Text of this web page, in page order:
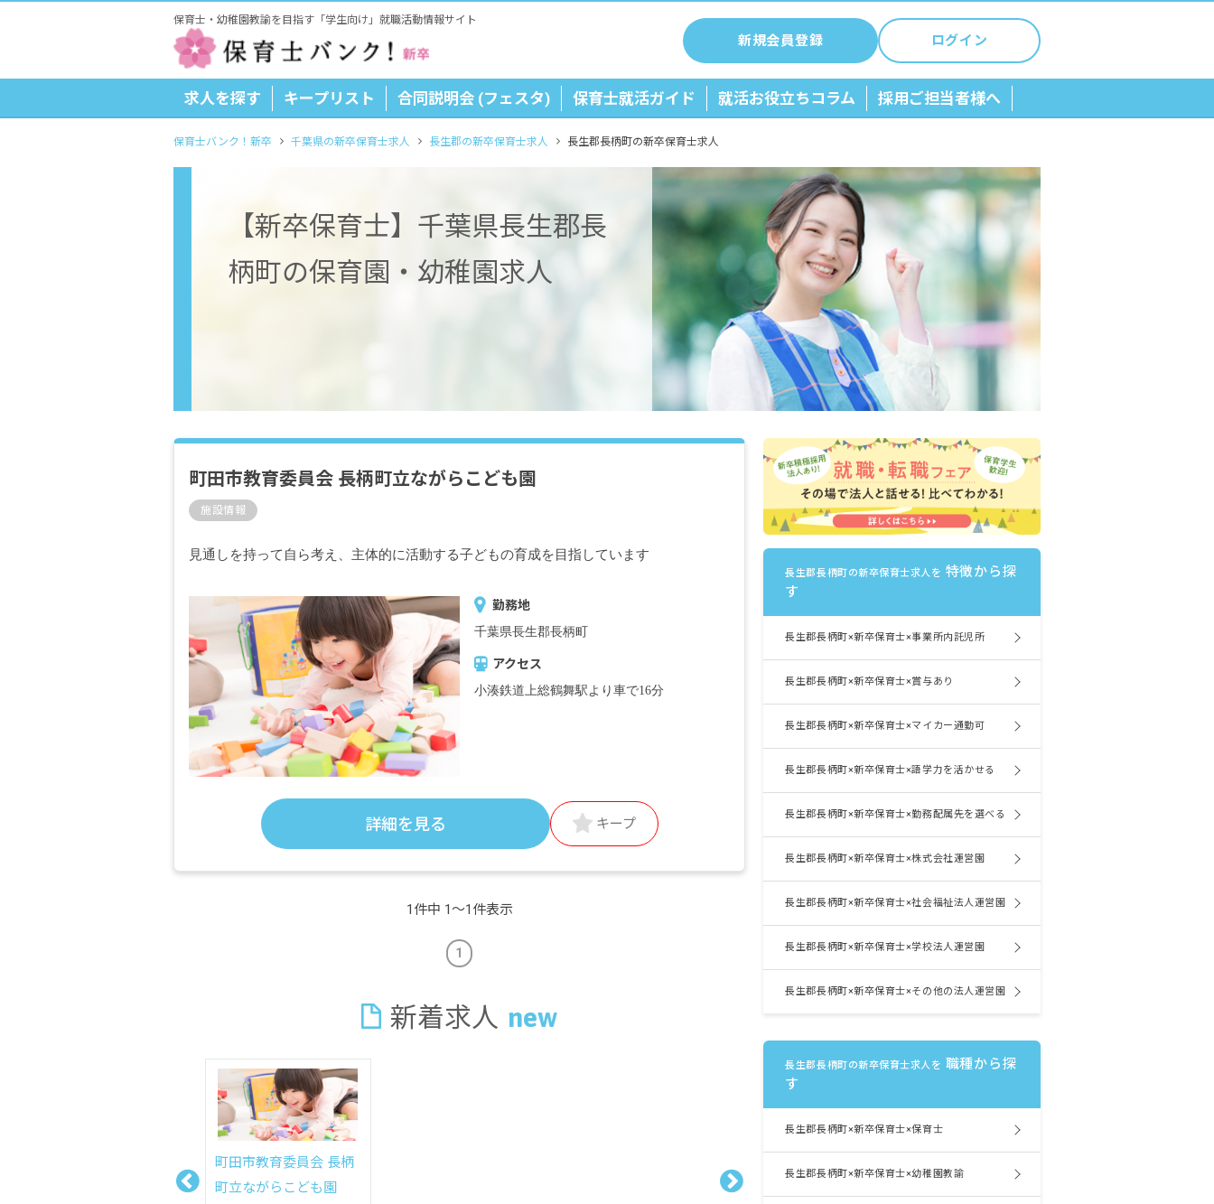
保育士・幼稚園教諭を目指す「学生向け」就職活動情報サイト
新規会員登録 ログイン
求人を探す キープリスト 合同説明会 (フェスタ) 保育士就活ガイド 就活お役立ちコラム 採用ご担当者様へ
保育士バンク！新卒 千葉県の新卒保育士求人 長生郡の新卒保育士求人 長生郡長柄町の新卒保育士求人
【新卒保育士】千葉県長生郡長
柄町の保育園・幼稚園求人
町田市教育委員会 長柄町立ながらこども園
施設情報
見通しを持って自ら考え、主体的に活動する子どもの育成を目指しています
勤務地
千葉県長生郡長柄町
アクセス
小湊鉄道上総鶴舞駅より車で16分
詳細を見る キープ
1件中 1〜1件表示
1
新着求人
町田市教育委員会 長柄
町立ながらこども園
長生郡長柄町の新卒保育士求人を 特徴から探
す
長生郡長柄町×新卒保育士×事業所内託児所
長生郡長柄町×新卒保育士×賞与あり
長生郡長柄町×新卒保育士×マイカー通勤可
長生郡長柄町×新卒保育士×語学力を活かせる
長生郡長柄町×新卒保育士×勤務配属先を選べる
長生郡長柄町×新卒保育士×株式会社運営園
長生郡長柄町×新卒保育士×社会福祉法人運営園
長生郡長柄町×新卒保育士×学校法人運営園
長生郡長柄町×新卒保育士×その他の法人運営園
長生郡長柄町の新卒保育士求人を 職種から探
す
長生郡長柄町×新卒保育士×保育士
長生郡長柄町×新卒保育士×幼稚園教諭